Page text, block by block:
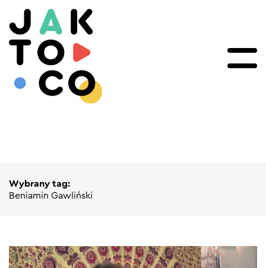
Wybrany tag:
Beniamin Gawliński